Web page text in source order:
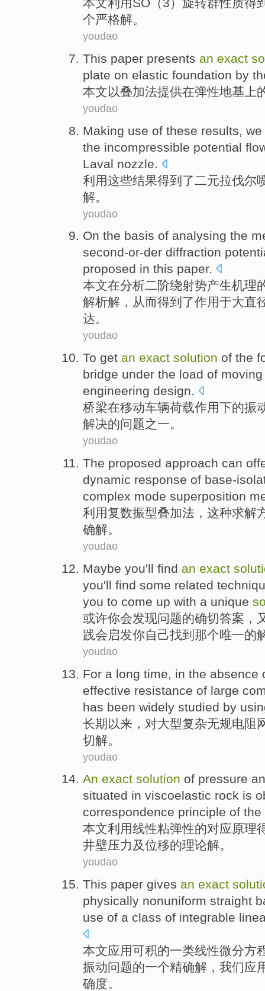
个严格解。
youdao
This paper presents an exact
plate on elastic foundation by
本文以叠加法提供在弹性地基上
youdao
Making use of these results we
the incompressible potential
Laval nozzle
利用这些结果得到 了二元拉伐尔
解。
youdao
On the basis of analysing the
second-or-der diffraction
proposed in this paper.
本文在分析二阶绕射势产生机理
解析解 ，从而得到了作用于大直
达。
youdao
To get an exact solution of the
bridge under the load of moving
engineering design.
桥梁在移动车辆荷载作用下的振
解决的问题之一。
youdao
The proposed approach can
dynamic response of base-
complex mode superposition
利用复数振型叠加法 ，这种求解
确解。
youdao
Maybe you'll find an exact
you'll find some related
you to come up with a unique
或许你会发现问题的确切答案 ，
践会启发你自己找到 那个唯一的
youdao
For a long time , in the absence
effective resistance of large
has been widely studied by
长期 以来，对大型复杂无规电阻
切解。
youdao
An exact solution of pressure
situated in viscoelastic rock is
correspondence principle of the
本文利用线性粘弹性的对应原理
井壁压力 及位移的理论解。
youdao
This paper gives an exact
physically nonuniform straight
use of a class of integrable
本文应用可积的一类线性微分方
振动问题的一个精确解 ，我们应
确度。